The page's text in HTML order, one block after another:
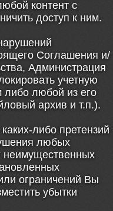
контент с
доступ к ним.
Соглашения и/
Администрация
учетную
либо любой из его
архив и т.п.).
либо претензий
любых
ограничений Вы
убытки